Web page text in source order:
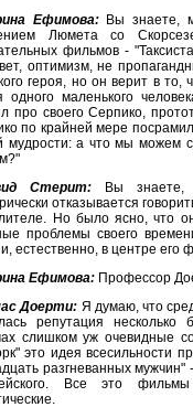
Ефимова:Вы знаете,
Люмета со
фильмов -
оптимизм, не
героя, но он верит в
одного маленького
про своего Серпико,
по крайней мере
мудрости: а что мы можем
Стерит: Вы знаете,
отказывается
Но было ясно, что
проблемы своего
естественно, в центре его
Ефимова: Профессор
Доерти: Я думаю, что
репутация несколько
слишком уж очевидные
это идея всесильности
разгневанных мужчин"
Все это